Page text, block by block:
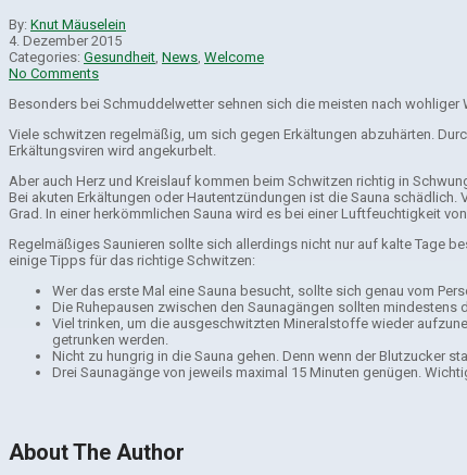
By: Knut Mäuselein
4. Dezember 2015
Categories: Gesundheit News Welcome
No Comments
Besonders bei Schmuddelwetter sehnen sich die meisten nach wohliger
Viele schwitzen regelmäßig, um sich gegen Erkältungen abzuhärten.
Erkältungsviren wird angekurbelt.
Aber auch Herz und Kreislauf kommen beim Schwitzen richtig in
Bei akuten Erkältungen oder Hautentzündungen ist die Sauna
Grad. In einer herkömmlichen Sauna wird es bei einer Luftfeuchtigkeit
Regelmäßiges Saunieren sollte sich allerdings nicht nur auf kalte Tage
einige Tipps für das richtige Schwitzen:
Wer das erste Mal eine Sauna besucht, sollte sich genau vom
Die Ruhepausen zwischen den Saunagängen sollten mindestens
Viel trinken, um die ausgeschwitzten Mineralstoffe wieder
getrunken werden.
Nicht zu hungrig in die Sauna gehen. Denn wenn der Blutzucker
Drei Saunagänge von jeweils maximal 15 Minuten genügen.
About The Author